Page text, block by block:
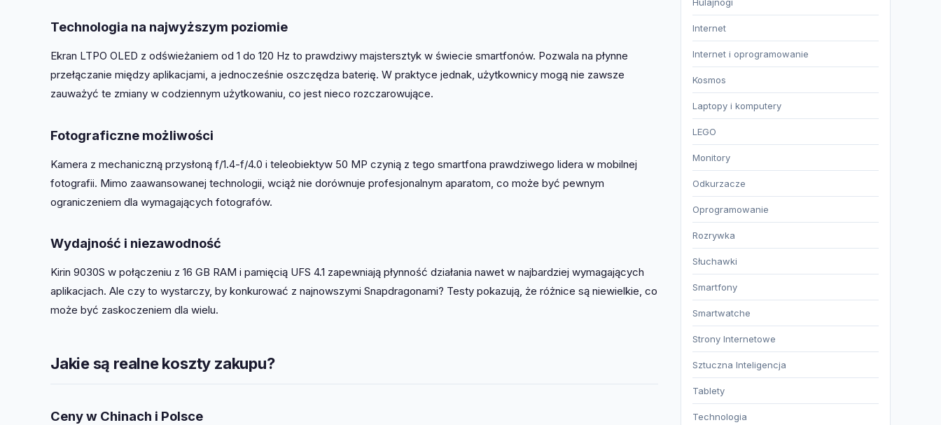
Technologia na najwyższym poziomie
Ekran LTPO OLED z odświeżaniem od 1 do 120 Hz to prawdziwy majstersztyk w świecie smartfonów. Pozwala na płynne
przełączanie między aplikacjami, a jednocześnie oszczędza baterię. W praktyce jednak, użytkownicy mogą nie zawsze
zauważyć te zmiany w codziennym użytkowaniu, co jest nieco rozczarowujące.
Fotograficzne możliwości
Kamera z mechaniczną przysłoną f/1.4-f/4.0 i teleobiektyw 50 MP czynią z tego smartfona prawdziwego lidera w mobilnej
fotografii. Mimo zaawansowanej technologii, wciąż nie dorównuje profesjonalnym aparatom, co może być pewnym
ograniczeniem dla wymagających fotografów.
Wydajność i niezawodność
Kirin 9030S w połączeniu z 16 GB RAM i pamięcią UFS 4.1 zapewniają płynność działania nawet w najbardziej wymagających
aplikacjach. Ale czy to wystarczy, by konkurować z najnowszymi Snapdragonami? Testy pokazują, że różnice są niewielkie, co
może być zaskoczeniem dla wielu.
Jakie są realne koszty zakupu?
Ceny w Chinach i Polsce
Internet
Internet i oprogramowanie
Kosmos
Laptopy i komputery
LEGO
Monitory
Odkurzacze
Oprogramowanie
Rozrywka
Słuchawki
Smartfony
Smartwatche
Strony Internetowe
Sztuczna Inteligencja
Tablety
Technologia